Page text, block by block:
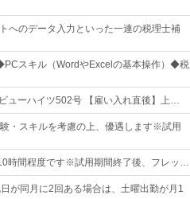
へのデータ入力といった一連の税理士補
スキル（WordやExcelの基本操作）◆税
ューハイツ502号 【雇い入れ直後】上…
・スキルを考慮の上、優遇します※試用
時間程度です※試用期間終了後、フレッ…
が同月に2回ある場合は、土曜出勤が月1